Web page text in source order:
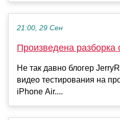
21:00, 29 Сен
Произведена
Не так давно блогер
видео тестирования на
iPhone Air....